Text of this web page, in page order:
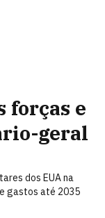
forças e
geral
dos EUA na
gastos até 2035